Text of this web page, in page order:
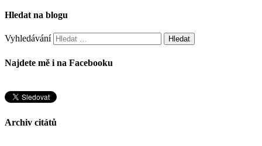
Hledat na blogu
Vyhledávání
Najdete mě i na Facebooku
Archiv citátů